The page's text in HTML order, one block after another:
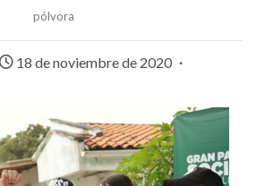
pólvora
18 de noviembre de 2020